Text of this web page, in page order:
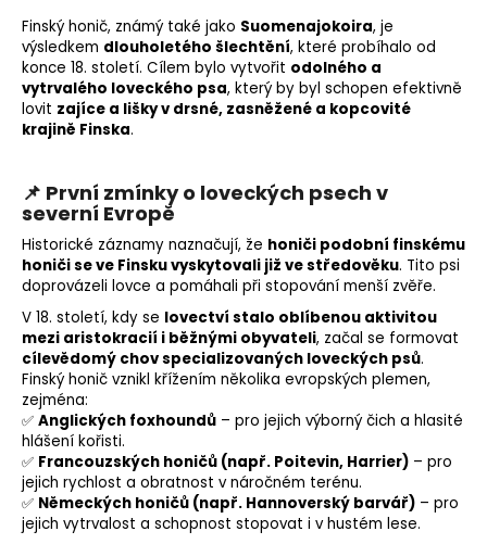
Finský honič, známý také jako Suomenajokoira, je
výsledkem dlouholetého šlechtění, které probíhalo od
konce 18. století. Cílem bylo vytvořit odolného a
vytrvalého loveckého psa, který by byl schopen efektivně
lovit zajíce a lišky v drsné, zasněžené a kopcovité
krajině Finska.
📌 První zmínky o loveckých psech v
severní Evropě
Historické záznamy naznačují, že honiči podobní finskému
honiči se ve Finsku vyskytovali již ve středověku. Tito psi
doprovázeli lovce a pomáhali při stopování menší zvěře.
V 18. století, kdy se lovectví stalo oblíbenou aktivitou
mezi aristokracií i běžnými obyvateli, začal se formovat
cílevědomý chov specializovaných loveckých psů.
Finský honič vznikl křížením několika evropských plemen,
zejména:
✅ Anglických foxhoundů – pro jejich výborný čich a hlasité
hlášení kořisti.
✅ Francouzských honičů (např. Poitevin, Harrier) – pro
jejich rychlost a obratnost v náročném terénu.
✅ Německých honičů (např. Hannoverský barvář) – pro
jejich vytrvalost a schopnost stopovat i v hustém lese.